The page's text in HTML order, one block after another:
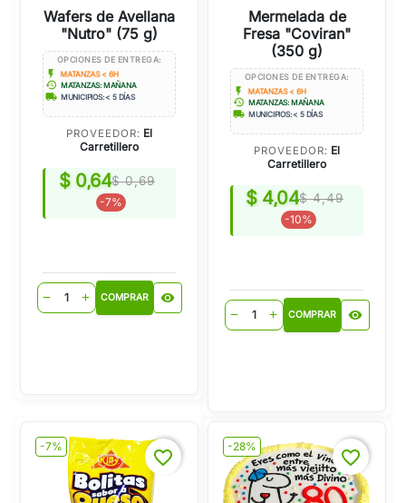
Wafers de Avellana
"Nutro" (75 g)
OPCIONES DE ENTREGA:
flash_on MATANZAS < 6H
history MATANZAS: MAÑANA
local_shipping MUNICIPIOS: < 5 DÍAS
PROVEEDOR: El
Carretillero
$ 0,64$ 0,69
-7%
remove add COMPRAR visibility
Mermelada de
Fresa "Coviran"
(350 g)
OPCIONES DE ENTREGA:
flash_on MATANZAS < 6H
history MATANZAS: MAÑANA
local_shipping MUNICIPIOS: < 5 DÍAS
PROVEEDOR: El
Carretillero
$ 4,04$ 4,49
-10%
remove add COMPRAR visibility
-7%
favorite_border
-28%
favorite_border